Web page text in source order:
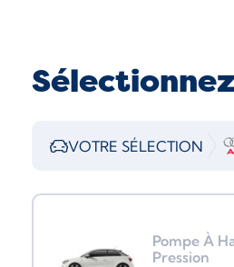
VOTRE SÉLECTION
Pompe À
Pression